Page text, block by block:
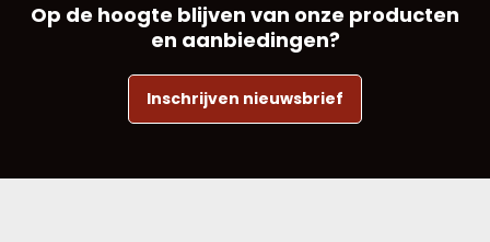
Op de hoogte blijven van onze producten
en aanbiedingen?
Inschrijven nieuwsbrief